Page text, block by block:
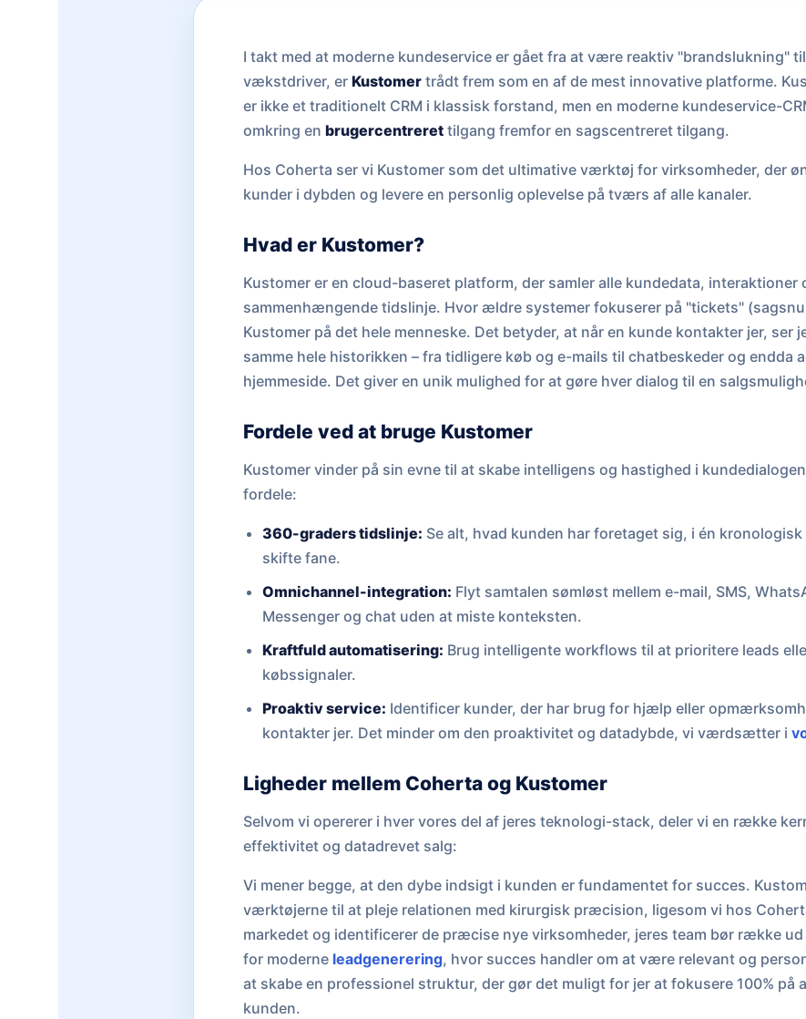
I takt med at moderne kundeservice er gået fra at være reaktiv "brandslukning"
vækstdriver, er Kustomertrådt frem som en af de mest innovative platforme.
er ikke et traditionelt CRM i klassisk forstand, men en moderne kundeservice-
omkring en brugercentrerettilgang fremfor en sagscentreret tilgang.
Hos Coherta ser vi Kustomer som det ultimative værktøj for virksomheder, der
kunder i dybden og levere en personlig oplevelse på tværs af alle kanaler.
Hvad er Kustomer?
Kustomer er en cloud-baseret platform, der samler alle kundedata, interaktioner
sammenhængende tidslinje. Hvor ældre systemer fokuserer på "tickets"
Kustomer på det hele menneske. Det betyder, at når en kunde kontakter jer, ser
samme hele historikken – fra tidligere køb og e-mails til chatbeskeder og endda
hjemmeside. Det giver en unik mulighed for at gøre hver dialog til en
Fordele ved at bruge Kustomer
Kustomer vinder på sin evne til at skabe intelligens og hastighed i
fordele:
360-graders tidslinje: Se alt, hvad kunden har foretaget sig, i én
skifte fane.
Omnichannel-integration: Flyt samtalen sømløst mellem e-mail, SMS,
Messenger og chat uden at miste konteksten.
Kraftfuld automatisering: Brug intelligente workflows til at prioritere leads
købssignaler.
Proaktiv service: Identificer kunder, der har brug for hjælp eller
kontakter jer. Det minder om den proaktivitet og datadybde, vi værdsætter i
Ligheder mellem Coherta og Kustomer
Selvom vi opererer i hver vores del af jeres teknologi-stack, deler vi en række
effektivitet og datadrevet salg:
Vi mener begge, at den dybe indsigt i kunden er fundamentet for succes.
værktøjerne til at pleje relationen med kirurgisk præcision, ligesom vi hos
markedet og identificerer de præcise nye virksomheder, jeres team bør række
for moderne leadgenerering, hvor succes handler om at være relevant og
at skabe en professionel struktur, der gør det muligt for jer at fokusere 100% på
kunden.